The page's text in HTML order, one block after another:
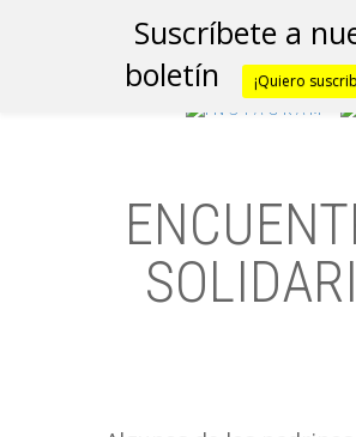
Suscríbete a
boletín
¡Quiero